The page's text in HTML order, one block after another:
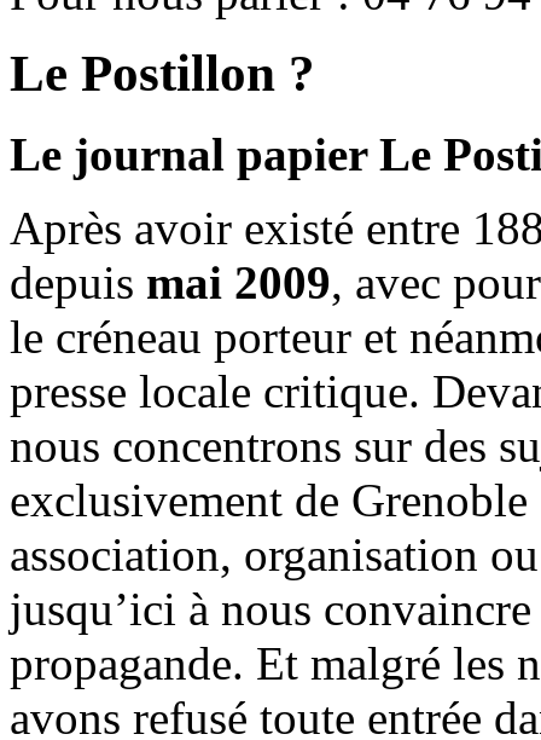
Le Postillon ?
Le journal papier Le
Après avoir existé entre
depuis mai 2009, avec
le créneau porteur et
presse locale critique.
nous concentrons sur des
exclusivement de
association, organisation
jusqu’ici à nous
propagande. Et malgré les
avons refusé toute entrée